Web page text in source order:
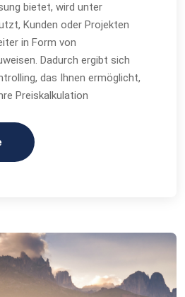
bietet, wird unter
Kunden oder Projekten
in Form von
Dadurch ergibt sich
das Ihnen ermöglicht,
Preiskalkulation